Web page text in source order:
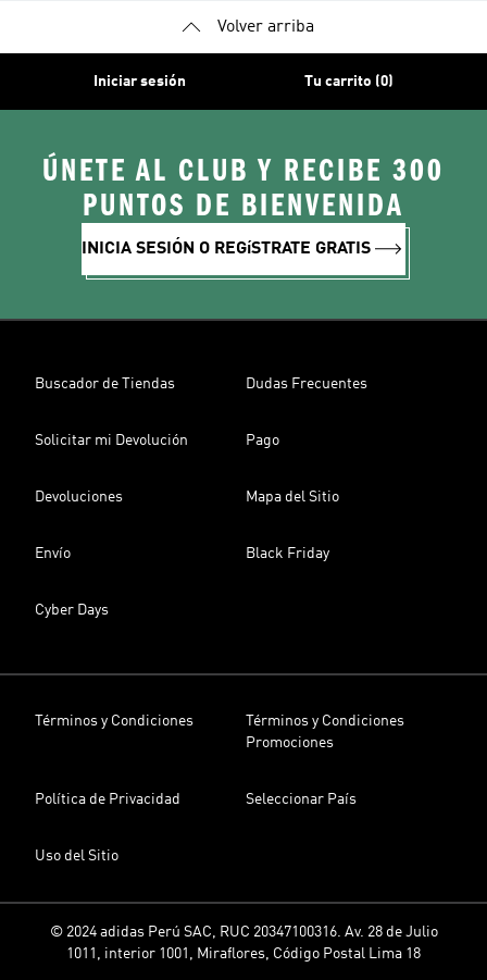
Volver arriba
Iniciar sesión Tu carrito (0)
ÚNETE AL CLUB Y RECIBE 300
PUNTOS DE BIENVENIDA
INICIA SESIÓN O REGíSTRATE GRATIS
Buscador de Tiendas Dudas Frecuentes
Solicitar mi Devolución Pago
Devoluciones Mapa del Sitio
Envío Black Friday
Cyber Days
Términos y Condiciones
Términos y Condiciones
Promociones
Política de Privacidad Seleccionar País
Uso del Sitio
© 2024 adidas Perú SAC, RUC 20347100316. Av. 28 de Julio
1011, interior 1001, Miraflores, Código Postal Lima 18